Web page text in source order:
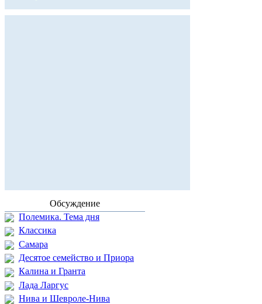
Обсуждение
Полемика. Тема дня
Классика
Самара
Десятое семейство и Приора
Калина и Гранта
Лада Ларгус
Нива и Шевроле-Нива